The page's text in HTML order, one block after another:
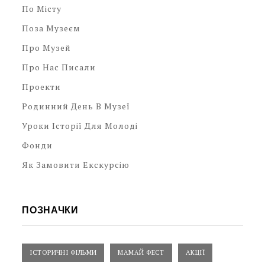
По Місту
Поза Музеєм
Про Музей
Про Нас Писали
Проекти
Родинний День В Музеї
Уроки Історії Для Молоді
Фонди
Як Замовити Екскурсію
ПОЗНАЧКИ
ІСТОРИЧНІ ФІЛЬМИ МАМАЙ ФЕСТ АКЦІЇ